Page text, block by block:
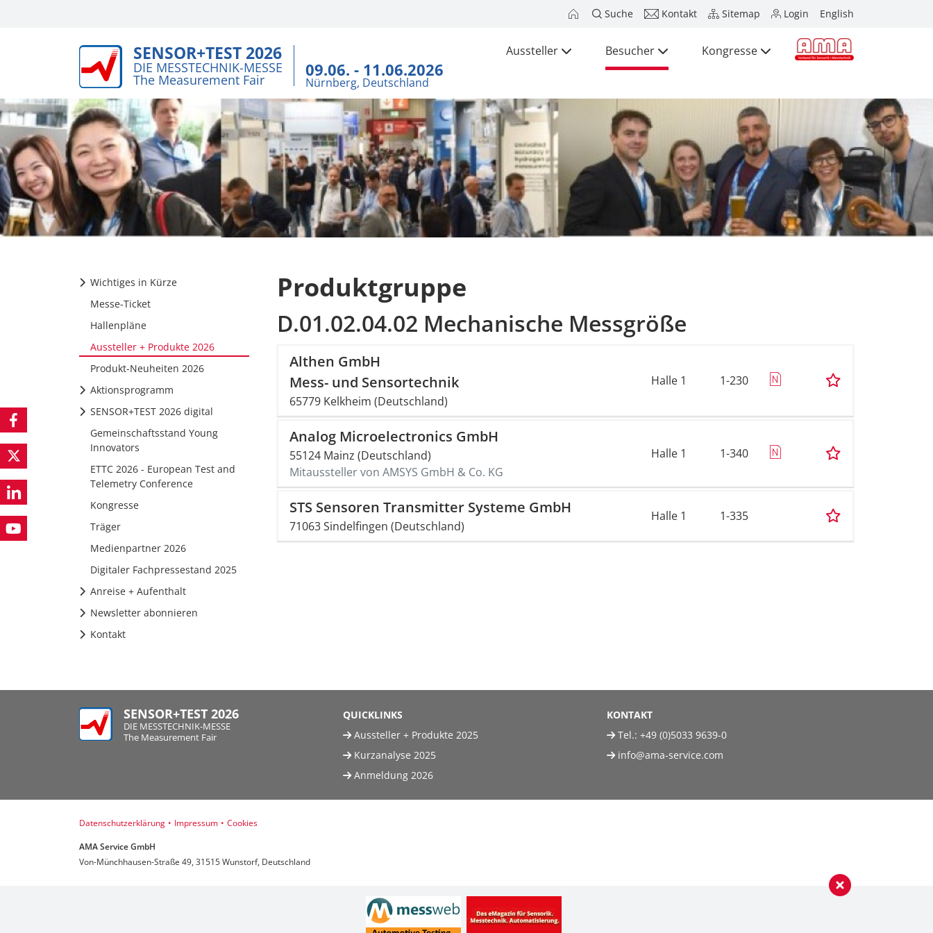
Suche Kontakt Sitemap Login English
SENSOR+TEST 2026
DIE MESSTECHNIK-MESSE
The Measurement Fair 09.06. - 11.06.2026
Nürnberg, Deutschland
Aussteller Besucher Kongresse Presse
Wichtiges in Kürze
Messe-Ticket
Hallenpläne
Aussteller + Produkte 2026
Produkt-Neuheiten 2026
Aktionsprogramm
SENSOR+TEST 2026 digital
Gemeinschaftsstand Young
Innovators
ETTC 2026 - European Test and
Telemetry Conference
Kongresse
Träger
Medienpartner 2026
Digitaler Fachpressestand 2025
Anreise + Aufenthalt
Newsletter abonnieren
Kontakt
Produktgruppe
D.01.02.04.02 Mechanische Messgröße
Althen GmbH
Mess- und Sensortechnik
65779 Kelkheim (Deutschland)
Halle 1 1-230
Analog Microelectronics GmbH
55124 Mainz (Deutschland)
Mitaussteller von AMSYS GmbH & Co. KG
Halle 1 1-340
STS Sensoren Transmitter Systeme GmbH
71063 Sindelfingen (Deutschland)
Halle 1 1-335
SENSOR+TEST 2026
DIE MESSTECHNIK-MESSE
The Measurement Fair
QUICKLINKS
Aussteller + Produkte 2025
Kurzanalyse 2025
Anmeldung 2026
KONTAKT
Tel.: +49 (0)5033 9639-0
info@ama-service.com
Datenschutzerklärung • Impressum • Cookies
AMA Service GmbH
Von-Münchhausen-Straße 49, 31515 Wunstorf, Deutschland
Kongresse
Presse